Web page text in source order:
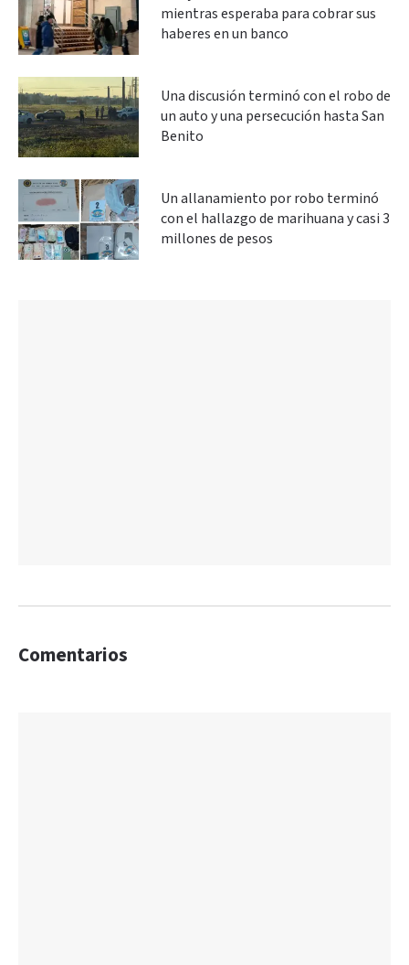
mientras esperaba para cobrar sus
haberes en un banco
Una discusión terminó con el robo de
un auto y una persecución hasta San
Benito
Un allanamiento por robo terminó
con el hallazgo de marihuana y casi 3
millones de pesos
Comentarios